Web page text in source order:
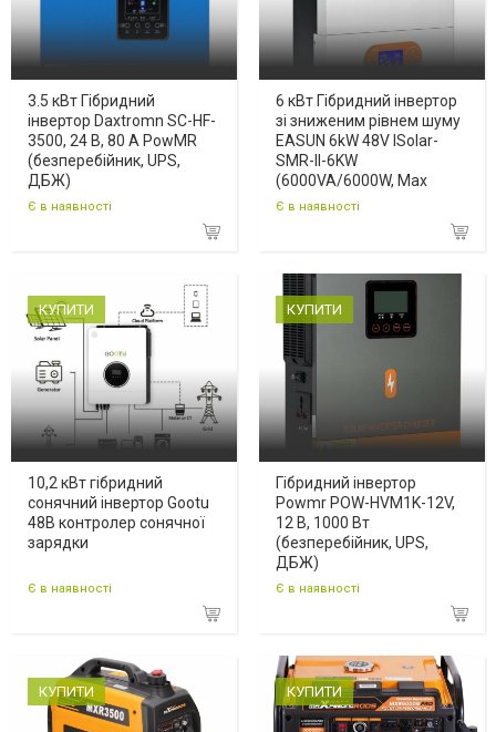
3.5 кВт Гібридний
інвертор Daxtromn SC-HF-
3500, 24 В, 80 А PowMR
(безперебійник, UPS,
ДБЖ)
Є в наявності
6 кВт Гібридний інвертор
зі зниженим рівнем шуму
EASUN 6kW 48V ISolar-
SMR-II-6KW
(6000VA/6000W, Max
Є в наявності
КУПИТИ
10,2 кВт гібридний
сонячний інвертор Gootu
48В контролер сонячної
зарядки
Є в наявності
КУПИТИ
Гібридний інвертор
Powmr POW-HVM1K-12V,
12 В, 1000 Вт
(безперебійник, UPS,
ДБЖ)
Є в наявності
КУПИТИ КУПИТИ